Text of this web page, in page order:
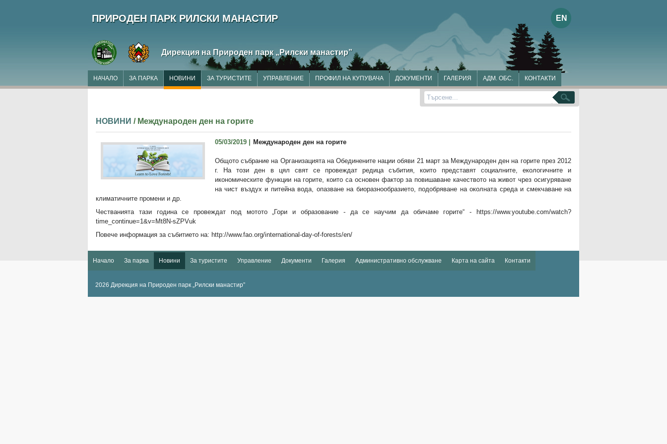
ПРИРОДЕН ПАРК РИЛСКИ МАНАСТИР EN
Дирекция на Природен парк „Рилски манастир”
НАЧАЛО ЗА ПАРКА НОВИНИ ЗА ТУРИСТИТЕ УПРАВЛЕНИЕ ПРОФИЛ НА КУПУВАЧА ДОКУМЕНТИ ГАЛЕРИЯ АДМ. ОБС. КОНТАКТИ
Търсене
НОВИНИ / Международен ден на горите
05/03/2019 | Международен ден на горите
Общото събрание на Организацията на Обединените нации обяви 21 март за Международен ден на горите през 2012
г. На този ден в цял свят се провеждат редица събития, които представят социалните, екологичните и
икономическите функции на горите, които са основен фактор за повишаване качеството на живот чрез осигуряване
на чист въздух и питейна вода, опазване на биоразнообразието, подобряване на околната среда и смекчаване на
климатичните промени и др.
Честванията тази година се провеждат под мотото „Гори и образование - да се научим да обичаме горите“ - https://www.youtube.com/watch?
time_continue=1&v=Mt8N-sZPVuk
Повече информация за събитието на: http://www.fao.org/international-day-of-forests/en/
Начало За парка Новини За туристите Управление Документи Галерия Административно обслужване Карта на сайта Контакти
2026 Дирекция на Природен парк „Рилски манастир”